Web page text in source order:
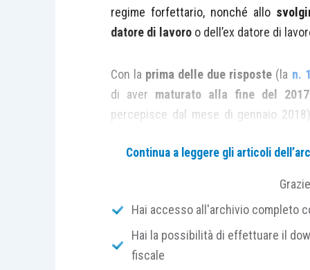
regime forfettario, nonché allo
datore di lavoro o dell’ex datore di
Con la prima delle due risposte (la n.
di aver maturato alla fine del 2017
percepisce dal mese di gennaio
oltre il 50% dei ricavi e compensi,
dell’attuale datore di lavoro o dell’ex
articolo 1, comma 54, L. 190/2014).
Continua a leggere gli articoli
Hai accesso all'archivio completo
Hai la possibilità di effettuare il
fiscale